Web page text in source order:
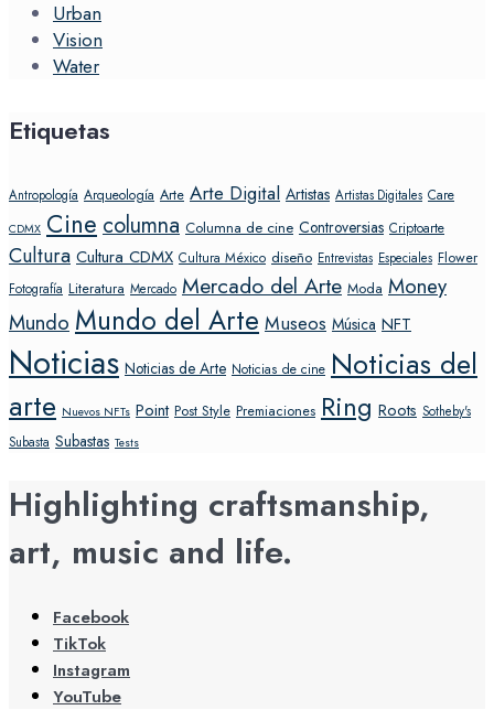
Urban
Vision
Water
Etiquetas
Antropología Arqueología Arte Arte Digital Artistas Artistas Digitales Care
CDMX Cine columna Columna de cine Controversias Criptoarte
Cultura Cultura CDMX Cultura México diseño Entrevistas Especiales Flower
Fotografía Literatura Mercado Mercado del Arte Moda Money
Mundo Mundo del Arte Museos Música NFT
Noticias Noticias de Arte Noticias de cine Noticias del
arte Nuevos NFTs Point Post Style Premiaciones Ring Roots Sotheby's
Subasta Subastas Tests
Highlighting craftsmanship,
art, music and life.
Facebook
TikTok
Instagram
YouTube